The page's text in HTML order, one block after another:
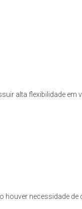
alta flexibilidade em
necessidade